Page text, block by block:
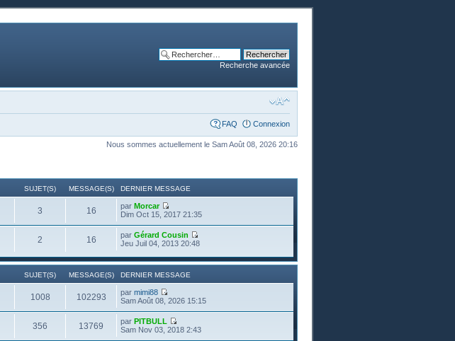
Recherche avancée
FAQ Connexion
Nous sommes actuellement le Sam Août 08, 2026 20:16
SUJET(S) MESSAGE(S) DERNIER MESSAGE
3 16 parMorcar
Dim Oct 15, 2017 21:35
2 16 parGérard Cousin
Jeu Juil 04, 2013 20:48
SUJET(S) MESSAGE(S) DERNIER MESSAGE
1008 102293 parmimi88
Sam Août 08, 2026 15:15
356 13769 parPITBULL
Sam Nov 03, 2018 2:43